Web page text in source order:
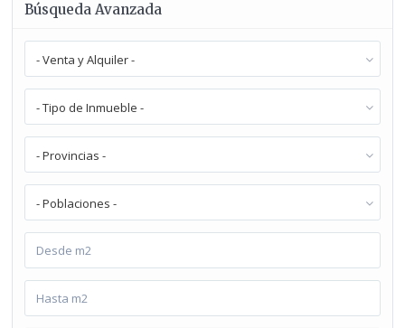
Búsqueda Avanzada
- Venta y Alquiler -
- Tipo de Inmueble -
- Provincias -
- Poblaciones -